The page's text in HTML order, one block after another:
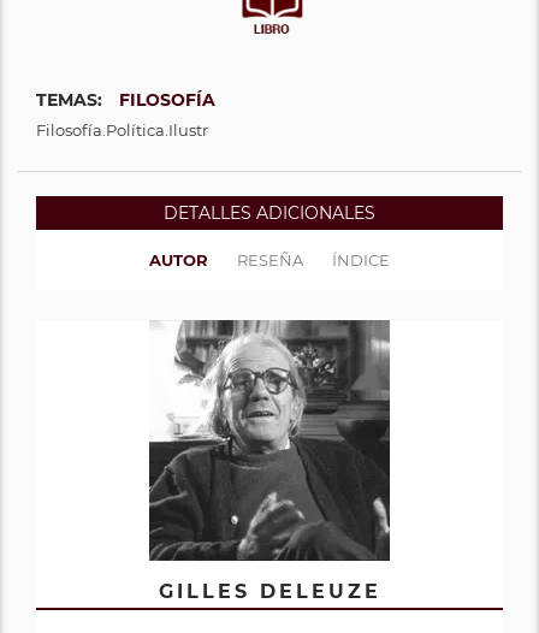
TEMAS: FILOSOFÍA
Filosofía.Política.Ilustr
DETALLES ADICIONALES
AUTOR RESEÑA ÍNDICE
GILLES DELEUZE